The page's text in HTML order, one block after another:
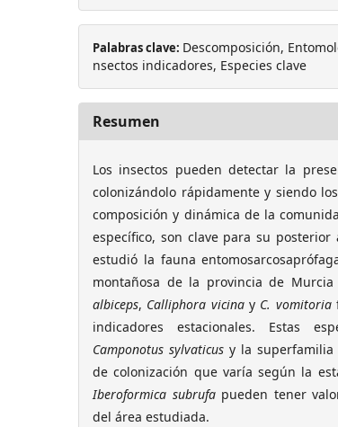
Palabras clave: Descomposición,
nsectos indicadores, Especies clave
Resumen
Los insectos pueden detectar la
colonizándolo rápidamente y siendo
composición y dinámica de la
específico, son clave para su
estudió la fauna
montañosa de la provincia de Murcia
albiceps, Calliphora vicinay C. vomitoria
indicadores estacionales. Estas
Camponotus sylvaticus y la
de colonización que varía según la
Iberoformica subrufapueden tener
del área estudiada.